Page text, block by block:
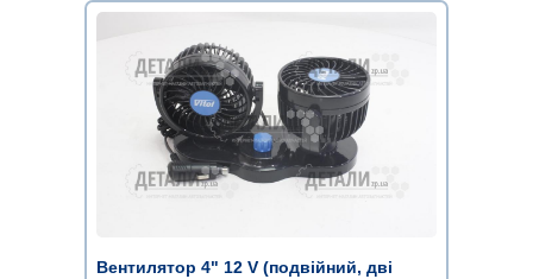
Вентилятор 4" 12 V (подвійний, дві